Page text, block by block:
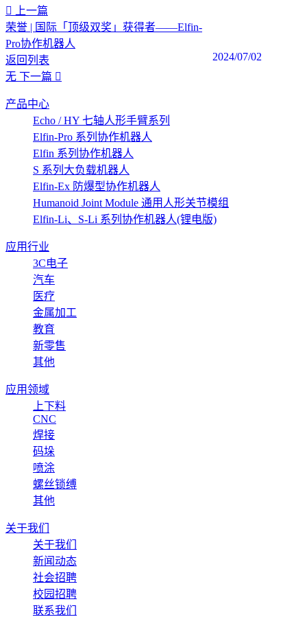
上一篇
荣誉 | 国际「顶级双奖」获得者——Elfin-
Pro协作机器人
2024/07/02
返回列表
无 下一篇
产品中心
Echo / HY 七轴人形手臂系列
Elfin-Pro 系列协作机器人
Elfin 系列协作机器人
S 系列大负载机器人
Elfin-Ex 防爆型协作机器人
Humanoid Joint Module 通用人形关节模组
Elfin-Li、S-Li 系列协作机器人(锂电版)
应用行业
3C电子
汽车
医疗
金属加工
教育
新零售
其他
应用领域
上下料
CNC
焊接
码垛
喷涂
螺丝锁缚
其他
关于我们
关于我们
新闻动态
社会招聘
校园招聘
联系我们